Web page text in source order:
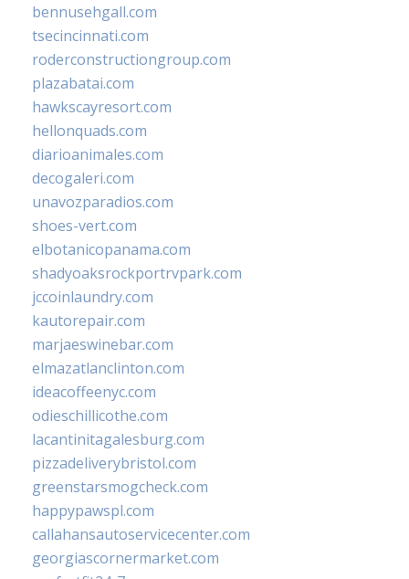
bennusehgall.com
tsecincinnati.com
roderconstructiongroup.com
plazabatai.com
hawkscayresort.com
hellonquads.com
diarioanimales.com
decogaleri.com
unavozparadios.com
shoes-vert.com
elbotanicopanama.com
shadyoaksrockportrvpark.com
jccoinlaundry.com
kautorepair.com
marjaeswinebar.com
elmazatlanclinton.com
ideacoffeenyc.com
odieschillicothe.com
lacantinitagalesburg.com
pizzadeliverybristol.com
greenstarsmogcheck.com
happypawspl.com
callahansautoservicecenter.com
georgiascornermarket.com